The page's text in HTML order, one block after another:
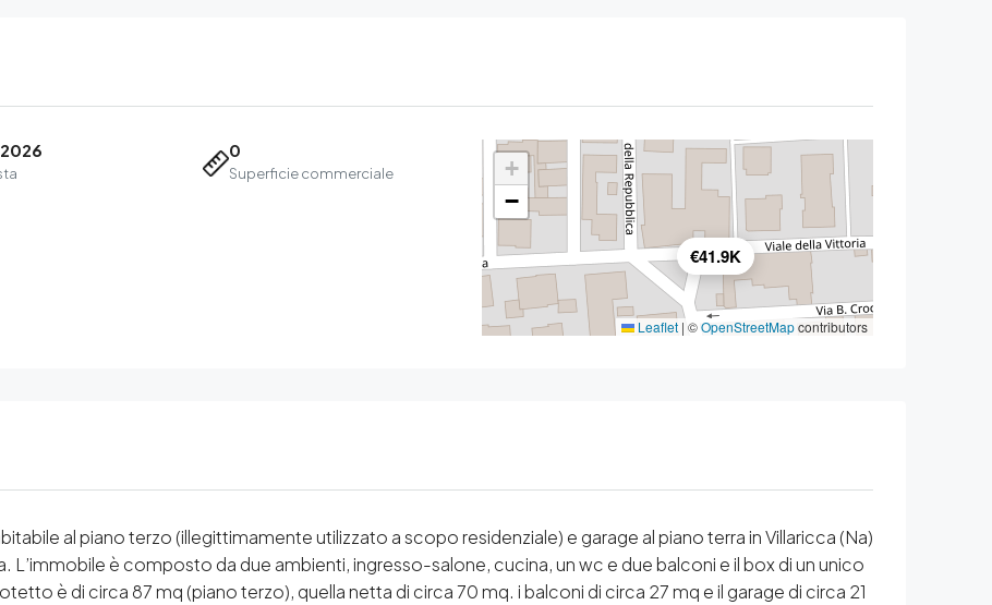
0
Superficie commerciale
€41.9K
+
−
Leaflet | ©OpenStreetMapcontributors
al piano terzo (illegittimamente utilizzato a scopo residenziale) e garage al piano terra in Villaricca (Na)
L’immobile è composto da due ambienti, ingresso-salone, cucina, un wc e due balconi e il box di un unico
è di circa 87 mq (piano terzo), quella netta di circa 70 mq. i balconi di circa 27 mq e il garage di circa 21